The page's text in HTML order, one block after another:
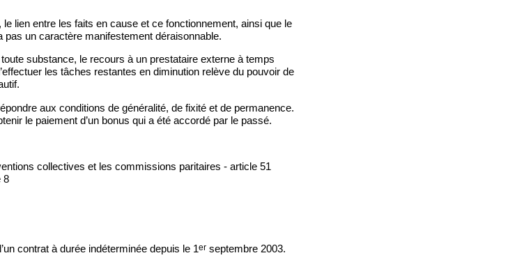
lien entre les faits en cause et ce fonctionnement, ainsi que le
pas un caractère manifestement déraisonnable.
substance, le recours à un prestataire externe à temps
les tâches restantes en diminution relève du pouvoir de
aux conditions de généralité, de fixité et de permanence.
le paiement d’un bonus qui a été accordé par le passé.
collectives et les commissions paritaires - article 51
8
contrat à durée indéterminée depuis le 1erseptembre 2003.